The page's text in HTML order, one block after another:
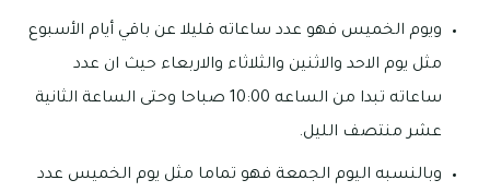
ويوم الخميس فهو عدد ساعاته قليلا عن باقي أيام الأسبوع
مثل يوم الاحد والاثنين والثلاثاء والاربعاء حيث ان عدد
ساعاته تبدا من الساعه 10:00 صباحا وحتى الساعة الثانية
عشر منتصف الليل.
وبالنسبه اليوم الجمعة فهو تماما مثل يوم الخميس عدد